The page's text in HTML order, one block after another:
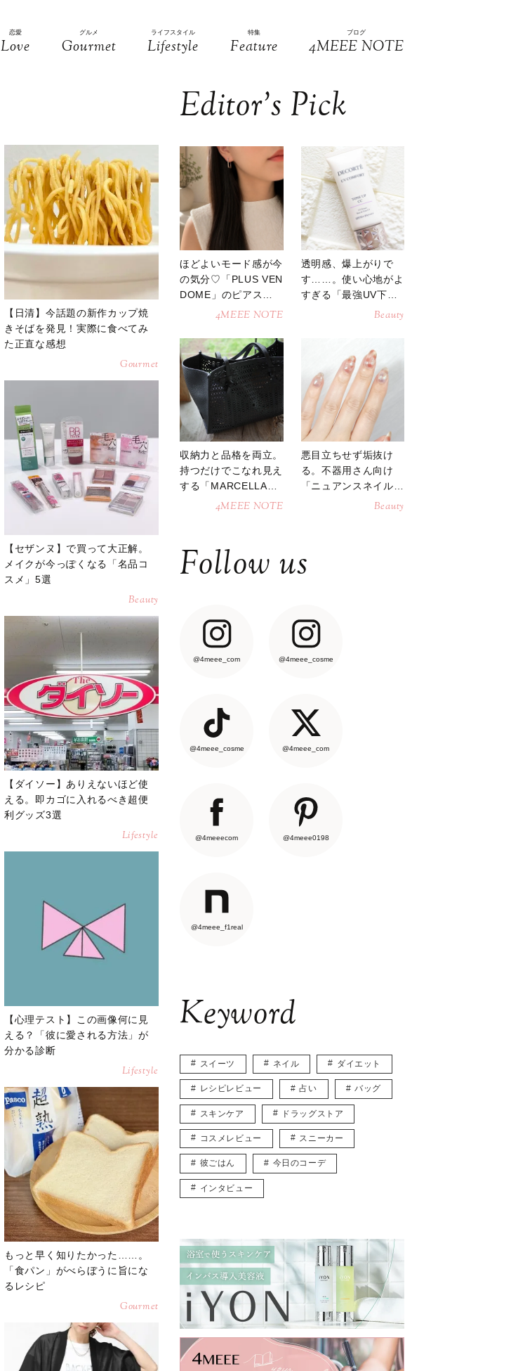
恋愛
Love
グルメ
Gourmet
ライフスタイル
Lifestyle
特集
Feature
ブログ
4MEEE NOTE
【日清】今話題の新作カップ焼
きそばを発見！実際に食べてみ
た正直な感想
Gourmet
【セザンヌ】で買って大正解。
メイクが今っぽくなる「名品コ
スメ」5選
Beauty
【ダイソー】ありえないほど使
える。即カゴに入れるべき超便
利グッズ3選
Lifestyle
【心理テスト】この画像何に見
える？「彼に愛される方法」が
分かる診断
Lifestyle
もっと早く知りたかった……。
「食パン」がべらぼうに旨にな
るレシピ
Gourmet
Editor’s Pick
ほどよいモード感が今
の気分♡「PLUS VEN
DOME」のピアスが
4MEEE NOTE
透明感、爆上がりで
す……。使い心地がよ
すぎる「最強UV下
Beauty
収納力と品格を両立。
持つだけでこなれ見え
する「MARCELLAト
ートバッグ」4MEEE NOTE
悪目立ちせず垢抜け
る。不器用さん向け
「ニュアンスネイル」
Beauty
Follow us
@4meee_com @4meee_cosme
@4meee_cosme @4meee_com
@4meeecom @4meee0198
@4meee_f1real
Keyword
スイーツ ネイル ダイエット
レシピレビュー 占い バッグ
スキンケア ドラッグストア
コスメレビュー スニーカー
彼ごはん 今日のコーデ
インタビュー